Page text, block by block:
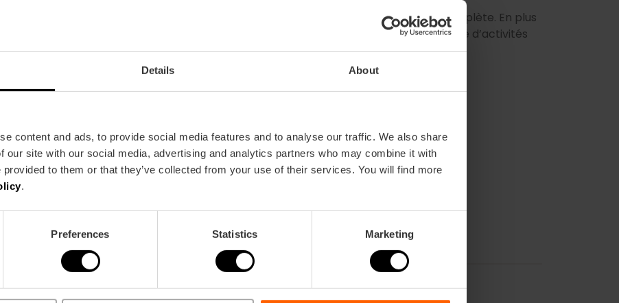
Details About
content and ads, to provide social media features and to analyse our traffic. We also share
our site with our social media, advertising and analytics partners who may combine it with
provided to them or that they’ve collected from your use of their services. You will find more
.
Preferences Statistics Marketing
Vibra Mahou Fest n’est pas seulement de la musique, c’est une expérience complète. En plus
d’un programme musical exceptionnel, l’événement proposera un agenda varié d’activités
culturelles et de loisirs. Le11 novembre à La Marina, un grand festival !